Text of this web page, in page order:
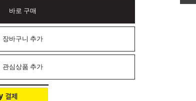
바로 구매
장바구니 추가
관심상품 추가